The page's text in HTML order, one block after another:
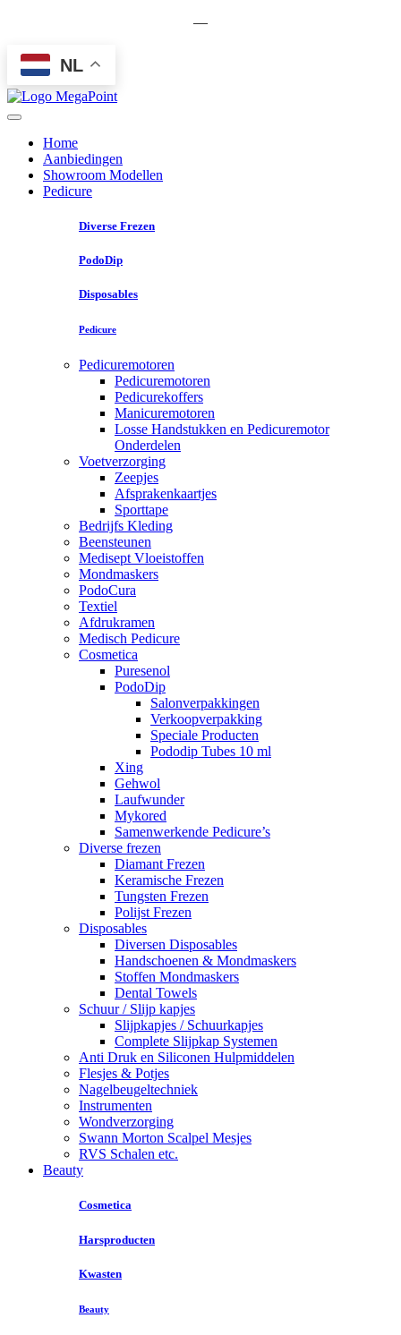
—
NL
Home
Aanbiedingen
Showroom Modellen
Pedicure
Diverse Frezen
PodoDip
Disposables
Pedicure
Pedicuremotoren
Pedicuremotoren
Pedicurekoffers
Manicuremotoren
Losse Handstukken en Pedicuremotor
Onderdelen
Voetverzorging
Zeepjes
Afsprakenkaartjes
Sporttape
Bedrijfs Kleding
Beensteunen
Medisept Vloeistoffen
Mondmaskers
PodoCura
Textiel
Afdrukramen
Medisch Pedicure
Cosmetica
Puresenol
PodoDip
Salonverpakkingen
Verkoopverpakking
Speciale Producten
Pododip Tubes 10 ml
Xing
Gehwol
Laufwunder
Mykored
Samenwerkende Pedicure’s
Diverse frezen
Diamant Frezen
Keramische Frezen
Tungsten Frezen
Polijst Frezen
Disposables
Diversen Disposables
Handschoenen & Mondmaskers
Stoffen Mondmaskers
Dental Towels
Schuur / Slijp kapjes
Slijpkapjes / Schuurkapjes
Complete Slijpkap Systemen
Anti Druk en Siliconen Hulpmiddelen
Flesjes & Potjes
Nagelbeugeltechniek
Instrumenten
Wondverzorging
Swann Morton Scalpel Mesjes
RVS Schalen etc.
Beauty
Cosmetica
Harsproducten
Kwasten
Beauty